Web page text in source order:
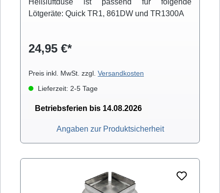
Lötgeräte: Quick TR1, 861DW und TR1300A
24,95 €*
Preis inkl. MwSt. zzgl. Versandkosten
Lieferzeit: 2-5 Tage
Betriebsferien bis 14.08.2026
Angaben zur Produktsicherheit